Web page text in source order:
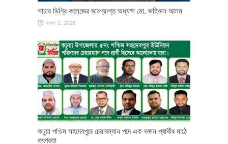
সাচার ডিগ্রি কলেজের ভারপ্রাপ্ত অধ্যক্ষ মো. জহিরুল আলম
আগস্ট 2, 2026
কচুয়া পশ্চিম সহদেবপুরে চেয়ারম্যান পদে এক ডজন প্রার্থীর মাঠে
তৎপরতা